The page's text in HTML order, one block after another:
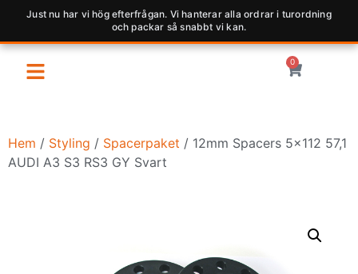
Just nu har vi hög efterfrågan. Vi hanterar alla ordrar i turordning
och packar så snabbt vi kan.
0
Hem / Styling / Spacerpaket / 12mm Spacers 5×112 57,1
AUDI A3 S3 RS3 GY Svart